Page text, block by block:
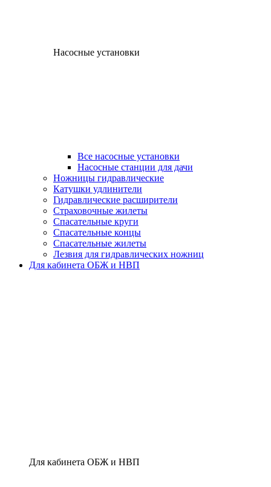
Насосные установки
Все насосные установки
Насосные станции для дачи
Ножницы гидравлические
Катушки удлинители
Гидравлические расширители
Страховочные жилеты
Спасательные круги
Спасательные концы
Спасательные жилеты
Лезвия для гидравлических ножниц
Для кабинета ОБЖ и НВП
Для кабинета ОБЖ и НВП